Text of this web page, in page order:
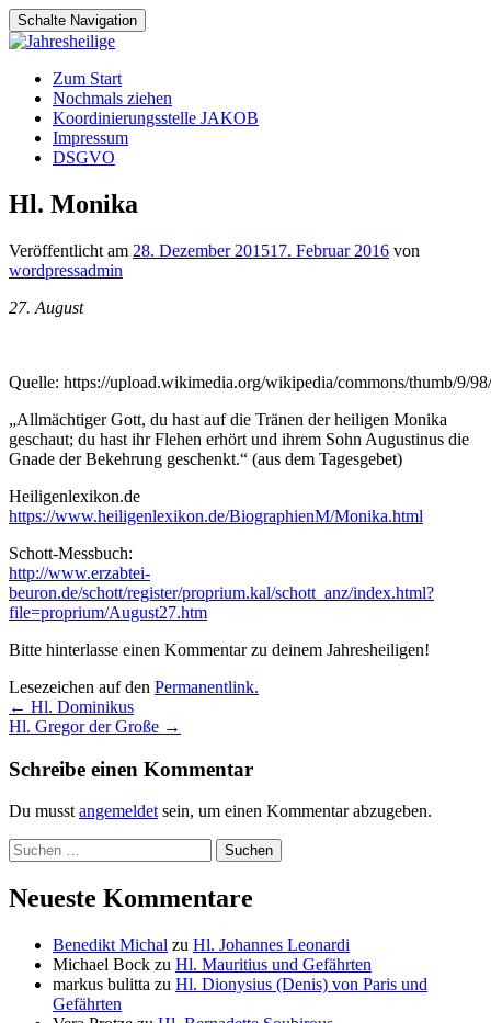
Schalte Navigation
Zum
Inhalt
springen
Zum Start
Nochmals ziehen
Koordinierungsstelle JAKOB
Impressum
DSGVO
Hl. Monika
Veröffentlicht am 28. Dezember 201517. Februar 2016 von
wordpressadmin
27. August
Quelle: https://upload.wikimedia.org/wikipedia/commons/thumb/9/
„Allmächtiger Gott, du hast auf die Tränen der heiligen Monika
geschaut; du hast ihr Flehen erhört und ihrem Sohn Augustinus die
Gnade der Bekehrung geschenkt.“ (aus dem Tagesgebet)
Heiligenlexikon.de
https://www.heiligenlexikon.de/BiographienM/Monika.html
Schott-Messbuch:
http://www.erzabtei-
beuron.de/schott/register/proprium.kal/schott_anz/index.html?
file=proprium/August27.htm
Bitte hinterlasse einen Kommentar zu deinem Jahresheiligen!
Lesezeichen auf den Permanentlink.
Beitragsnavigation
← Hl. Dominikus
Hl. Gregor der Große →
Schreibe einen Kommentar
Du musst angemeldet sein, um einen Kommentar abzugeben.
Suchen
nach:
Neueste Kommentare
Benedikt Michal zu Hl. Johannes Leonardi
Michael Bock zu Hl. Mauritius und Gefährten
markus bulitta zu Hl. Dionysius (Denis) von Paris und
Gefährten